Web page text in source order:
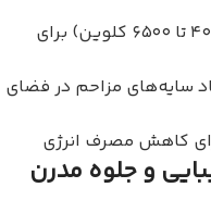
(بین ۴۰۰۰ تا ۶۵۰۰ کلوین) برای
سایه‌های مزاحم در فضای
کاهش مصرف انرژی
و جلوه مدرن